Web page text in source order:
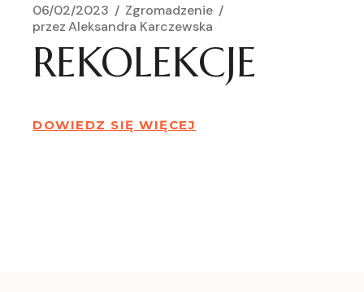
06/02/2023
Zgromadzenie
przez Aleksandra Karczewska
REKOLEKCJE
DOWIEDZ SIĘ WIĘCEJ